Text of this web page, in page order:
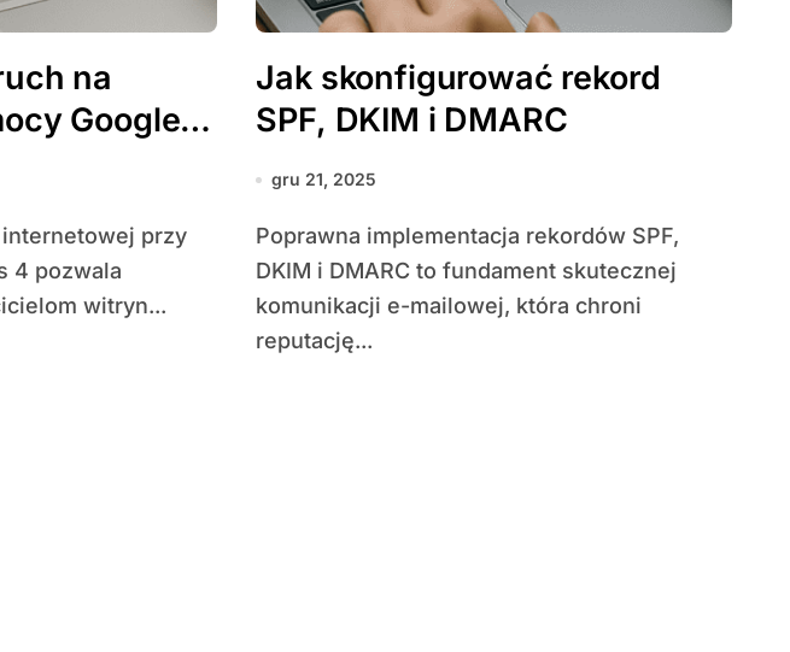
na
Google
4 pozwala
witryn...
Jak skonfigurować rekord
SPF, DKIM i DMARC
gru 21, 2025
Poprawna implementacja rekordów SPF,
DKIM i DMARC to fundament skutecznej
komunikacji e-mailowej, która chroni
reputację...